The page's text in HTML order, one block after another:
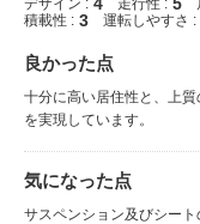
積載性 : 3 運転しやすさ :
良かった点
十分に高い居住性と、上
を実現しています。
気になった点
サスペンション及びシー